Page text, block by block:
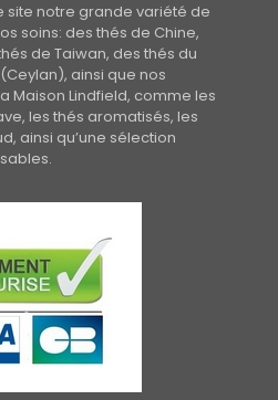
site notre grande variété de
soins: des thés de Chine,
de Taiwan, des thés du
ainsi que nos
Maison Lindfield, comme les
les thés aromatisés, les
ainsi qu’une sélection